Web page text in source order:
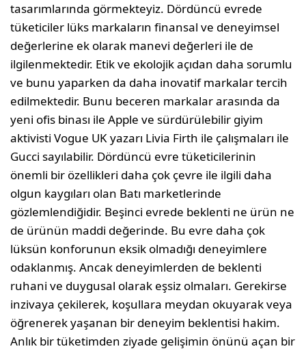
tasarımlarında görmekteyiz. Dördüncü evrede
tüketiciler lüks markaların finansal ve deneyimsel
değerlerine ek olarak manevi değerleri ile de
ilgilenmektedir. Etik ve ekolojik açıdan daha sorumlu
ve bunu yaparken da daha inovatif markalar tercih
edilmektedir. Bunu beceren markalar arasında da
yeni ofis binası ile Apple ve sürdürülebilir giyim
aktivisti Vogue UK yazarı Livia Firth ile çalışmaları ile
Gucci sayılabilir. Dördüncü evre tüketicilerinin
önemli bir özellikleri daha çok çevre ile ilgili daha
olgun kaygıları olan Batı marketlerinde
gözlemlendiğidir. Beşinci evrede beklenti ne ürün ne
de ürünün maddi değerinde. Bu evre daha çok
lüksün konforunun eksik olmadığı deneyimlere
odaklanmış. Ancak deneyimlerden de beklenti
ruhani ve duygusal olarak eşsiz olmaları. Gerekirse
inzivaya çekilerek, koşullara meydan okuyarak veya
öğrenerek yaşanan bir deneyim beklentisi hakim.
Anlık bir tüketimden ziyade gelişimin önünü açan bir